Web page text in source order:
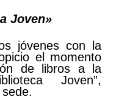
Joven»
jóvenes con la
el momento
de libros a la
Joven”,